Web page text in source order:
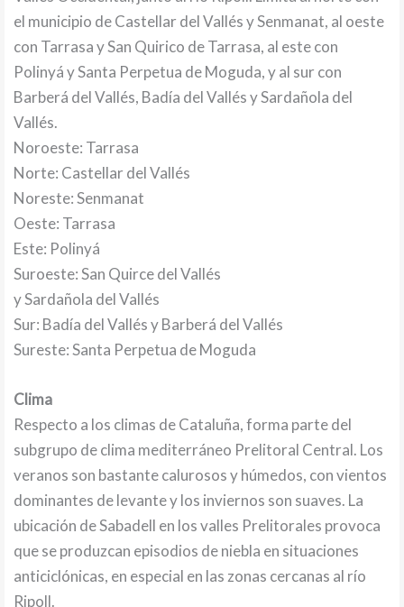
el municipio de Castellar del Vallés y Senmanat, al oeste
con Tarrasa y San Quirico de Tarrasa, al este con
Polinyá y Santa Perpetua de Moguda, y al sur con
Barberá del Vallés, Badía del Vallés y Sardañola del
Vallés.
Noroeste: Tarrasa
Norte: Castellar del Vallés
Noreste: Senmanat
Oeste: Tarrasa
Este: Polinyá
Suroeste: San Quirce del Vallés
y Sardañola del Vallés
Sur: Badía del Vallés y Barberá del Vallés
Sureste: Santa Perpetua de Moguda
Clima
Respecto a los climas de Cataluña, forma parte del
subgrupo de clima mediterráneo Prelitoral Central. Los
veranos son bastante calurosos y húmedos, con vientos
dominantes de levante y los inviernos son suaves. La
ubicación de Sabadell en los valles Prelitorales provoca
que se produzcan episodios de niebla en situaciones
anticiclónicas, en especial en las zonas cercanas al río
Ripoll.